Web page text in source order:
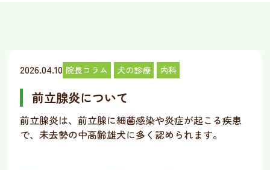
2026.04.10 院長コラム 犬の診療 内科
前立腺炎について
前立腺炎は、前立腺に細菌感染や炎症が起こる疾患
で、未去勢の中高齢雄犬に多く認められます。